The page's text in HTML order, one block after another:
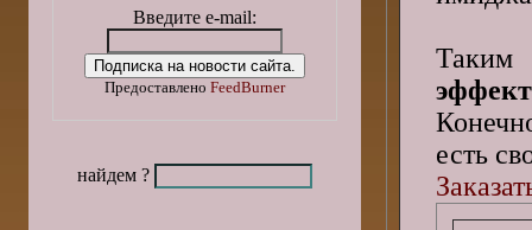
есть
Введите e-mail:
Предоставлено FeedBurner
найдем ?